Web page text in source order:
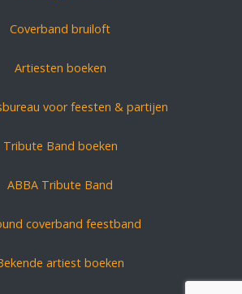
Coverband bruiloft
Artiesten boeken
voor feesten & partijen
Tribute Band boeken
ABBA Tribute Band
coverband feestband
artiest boeken